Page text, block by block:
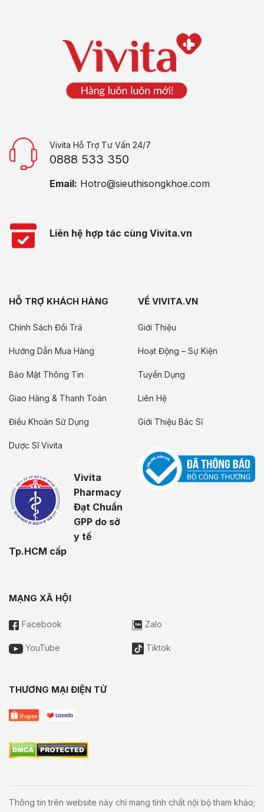
Vivita Hỗ Trợ Tư Vấn 24/7
0888 533 350
Email: Hotro@sieuthisongkhoe.com
Liên hệ hợp tác cùng Vivita.vn
HỖ TRỢ KHÁCH HÀNG
Chính Sách Đổi Trả
Hướng Dẫn Mua Hàng
Bảo Mật Thông Tin
Giao Hàng & Thanh Toán
Điều Khoản Sử Dụng
Dược Sĩ Vivita
Vivita
Pharmacy
Đạt Chuẩn
GPP do sở
y tế
Tp.HCM cấp
VỀ VIVITA.VN
Giới Thiệu
Hoạt Động – Sự Kiện
Tuyển Dụng
Liên Hệ
Giới Thiệu Bác Sĩ
MẠNG XÃ HỘI
Facebook Zalo
YouTube Tiktok
THƯƠNG MẠI ĐIỆN TỬ
Thông tin trên website này chỉ mang tính chất nội bộ tham khảo;